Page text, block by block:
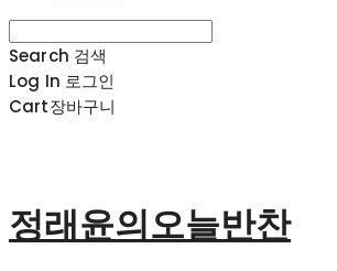
Search 검색
Log In 로그인
Cart장바구니
정래윤의오늘반찬